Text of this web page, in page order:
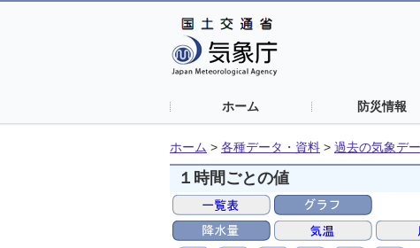
ホーム 防災情報
ホーム > 各種データ・資料 > 過去の気象デ
１時間ごとの値